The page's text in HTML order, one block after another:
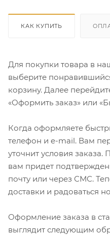
КАК КУПИТЬ
Для покупки товара в
выберите
корзину. Далее
«Оформить заказ» или
Когда оформляете
телефон и e-mail. Вам
уточнит условия заказа.
вам придет
почту или через СМС.
доставки и радоваться
Оформление заказа в
выглядит следующим